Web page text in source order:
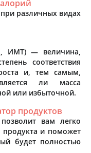
при различных видах
ИМТ) — величина,
соответствия
и, тем самым,
ли масса
или избыточной.
продуктов
вам легко
и поможет
будет полностью